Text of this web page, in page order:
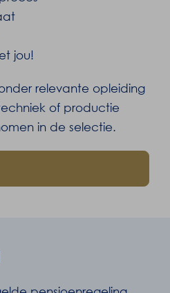
jou!
relevante opleiding
of productie
in de selectie.